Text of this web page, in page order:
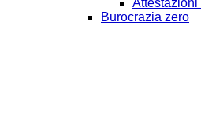
Attestazioni
Burocrazia zero